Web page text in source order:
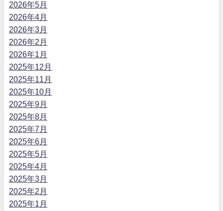
2026年5月
2026年4月
2026年3月
2026年2月
2026年1月
2025年12月
2025年11月
2025年10月
2025年9月
2025年8月
2025年7月
2025年6月
2025年5月
2025年4月
2025年3月
2025年2月
2025年1月